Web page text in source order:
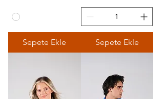
Sepete Ekle Sepete Ekle